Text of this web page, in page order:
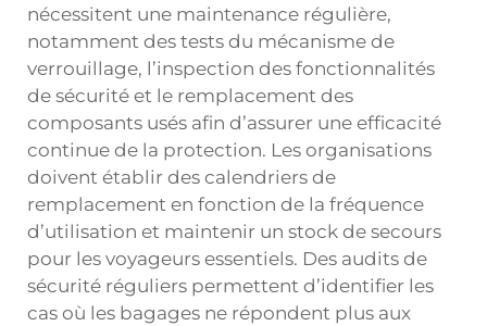
nécessitent une maintenance régulière,
notamment des tests du mécanisme de
verrouillage, l’inspection des fonctionnalités
de sécurité et le remplacement des
composants usés afin d’assurer une efficacité
continue de la protection. Les organisations
doivent établir des calendriers de
remplacement en fonction de la fréquence
d’utilisation et maintenir un stock de secours
pour les voyageurs essentiels. Des audits de
sécurité réguliers permettent d’identifier les
cas où les bagages ne répondent plus aux